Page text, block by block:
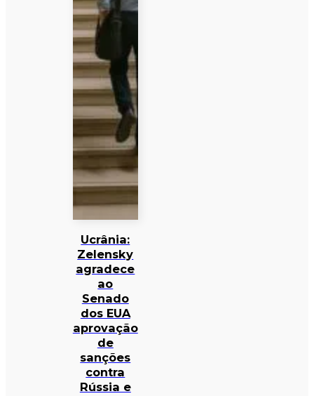
Ucrânia:
Zelensky
agradece
ao
Senado
dos EUA
aprovação
de
sanções
contra
Rússia e